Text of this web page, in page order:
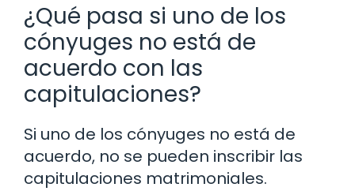
¿Qué pasa si uno de los
cónyuges no está de
acuerdo con las
capitulaciones?
Si uno de los cónyuges no está de
acuerdo, no se pueden inscribir las
capitulaciones matrimoniales.